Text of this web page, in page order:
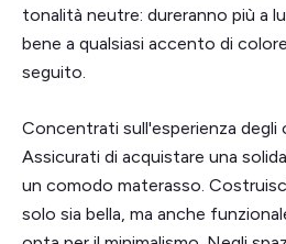
tonalità neutre: dureranno più a
bene a qualsiasi accento di
seguito.
Concentrati sull'esperienza degli
Assicurati di acquistare una
un comodo materasso.
solo sia bella, ma anche